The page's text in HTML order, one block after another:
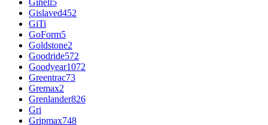
Ginell5
Gislaved452
GiTi
GoForm5
Goldstone2
Goodride572
Goodyear1072
Greentrac73
Gremax2
Grenlander826
Gri
Gripmax748